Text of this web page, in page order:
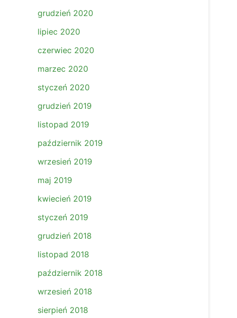
grudzień 2020
lipiec 2020
czerwiec 2020
marzec 2020
styczeń 2020
grudzień 2019
listopad 2019
październik 2019
wrzesień 2019
maj 2019
kwiecień 2019
styczeń 2019
grudzień 2018
listopad 2018
październik 2018
wrzesień 2018
sierpień 2018